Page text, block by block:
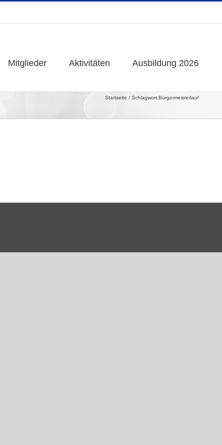
Mitglieder Aktivitäten Ausbildung 2026
Mitglieder Aktivitäten Ausbildung 2026
Startseite Schlagwort:Bürgermeisterlauf